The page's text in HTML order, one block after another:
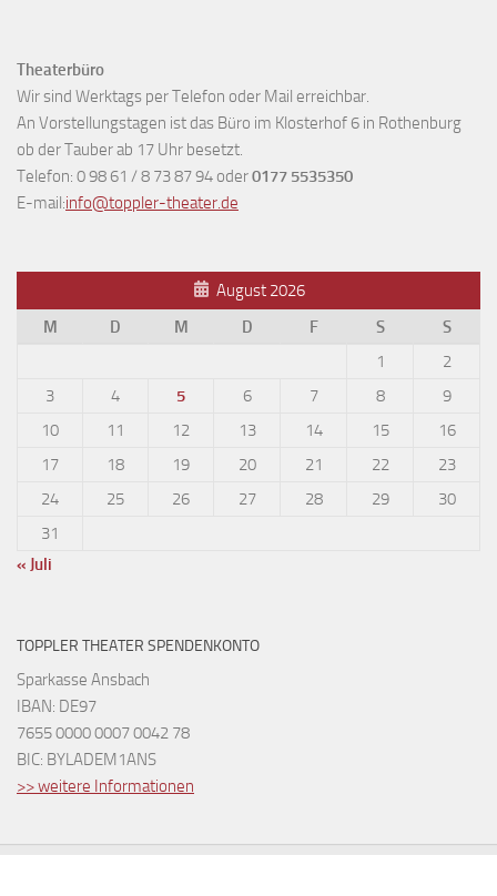
Theaterbüro
Wir sind Werktags per Telefon oder Mail erreichbar.
An Vorstellungstagen ist das Büro im Klosterhof 6 in Rothenburg
ob der Tauber ab 17 Uhr besetzt.
Telefon: 0 98 61 / 8 73 87 94 oder0177 5535350
E-mail:info@toppler-theater.de
August 2026
M
D M D F S
S
1
2
3
4 5 6 7 8
9
10
11 12 13 14 15
16
17
18 19 20 21 22
23
24
25 26 27 28 29
30
31
« Juli
TOPPLER THEATER SPENDENKONTO
Sparkasse Ansbach
IBAN: DE97
7655 0000 0007 0042 78
BIC: BYLADEM1ANS
>> weitere Informationen